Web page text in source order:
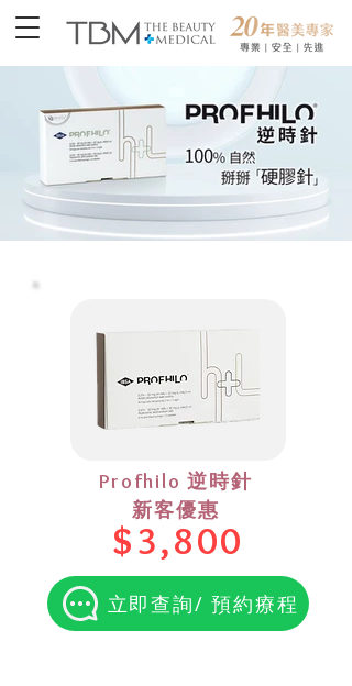
Profhilo 逆時針
新客優惠
$3,800
立即查詢/ 預約療程